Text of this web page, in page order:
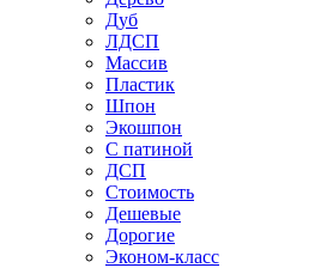
Дуб
ЛДСП
Массив
Пластик
Шпон
Экошпон
С патиной
ДСП
Стоимость
Дешевые
Дорогие
Эконом-класс